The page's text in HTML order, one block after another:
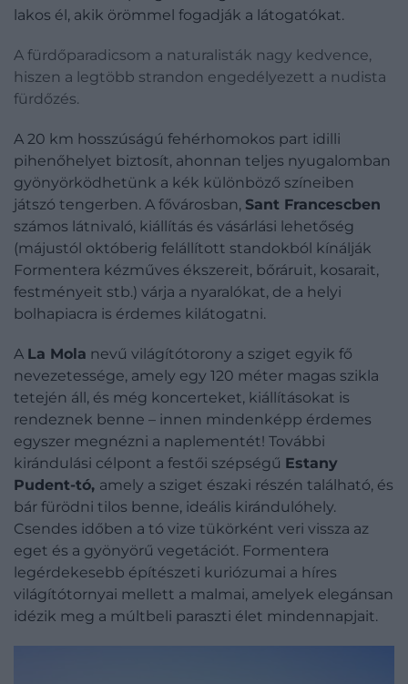
lakos él, akik örömmel fogadják a látogatókat.
A fürdőparadicsom a naturalisták nagy kedvence,
hiszen a legtöbb strandon engedélyezett a nudista
fürdőzés.
A 20 km hosszúságú fehérhomokos part idilli
pihenőhelyet biztosít, ahonnan teljes nyugalomban
gyönyörködhetünk a kék különböző színeiben
játszó tengerben. A fővárosban, Sant Francescben
számos látnivaló, kiállítás és vásárlási lehetőség
(májustól októberig felállított standokból kínálják
Formentera kézműves ékszereit, bőráruit, kosarait,
festményeit stb.) várja a nyaralókat, de a helyi
bolhapiacra is érdemes kilátogatni.
A La Mola nevű világítótorony a sziget egyik fő
nevezetessége, amely egy 120 méter magas szikla
tetején áll, és még koncerteket, kiállításokat is
rendeznek benne – innen mindenképp érdemes
egyszer megnézni a naplementét! További
kirándulási célpont a festői szépségű Estany
Pudent-tó, amely a sziget északi részén található, és
bár fürödni tilos benne, ideális kirándulóhely.
Csendes időben a tó vize tükörként veri vissza az
eget és a gyönyörű vegetációt. Formentera
legérdekesebb építészeti kuriózumai a híres
világítótornyai mellett a malmai, amelyek elegánsan
idézik meg a múltbeli paraszti élet mindennapjait.